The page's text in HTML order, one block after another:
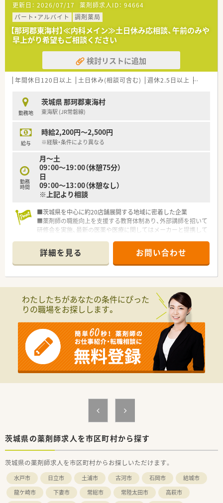
更新日： 2026/07/17 薬剤師求人ID： 94664
パート・アルバイト
調剤薬局
【那珂郡東海村】≪内科メイン≫土日休み応相談、午前のみや
早上がり希望もご相談ください
検討リストに追加
年間休日120日以上 土日休み(相談可含む) 週休2.5日以上 週32h以
勤務地
茨城県 那珂郡東海村
東海駅 (JR常磐線)
給与
時給2,200円～2,500円
※経験・条件により異なる
勤務
時間
月～土
09：00～19：00（休憩75分）
日
09：00～13：00（休憩なし）
※上記より相談
■茨城県を中心に約20店舗展開する地域に密着した企業
■薬剤師の職能向上を支援する教育体制あり、外部講師を招いて
研修会を実施、最新の医薬や医療に関してはメーカーと提携して
■有給取得は希望が通りやすく、プライベートも充実できます
詳細を見る お問い合わせ
わたしたちがあなたの条件にぴった
りの職場をお探しします。
茨城県の薬剤師求人を市区町村から探す
茨城県の薬剤師求人を市区町村からお探しいただけます。
水戸市 日立市 土浦市 古河市 石岡市
結城市
龍ケ崎市
下妻市 常総市 常陸太田市
高萩市